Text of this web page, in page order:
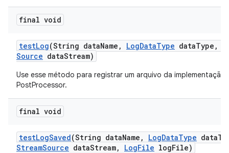
final void
testLog(String dataName , LogDataType dataType ,
Source dataStream)
Use esse método para registrar um arquivo da implementação
PostProcessor.
final void
testLogSaved(String dataName , LogDataType data
StreamSource dataStream, LogFile logFile)